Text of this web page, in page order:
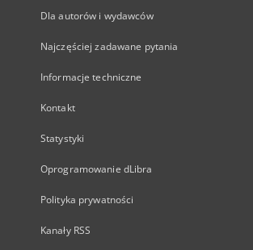
Dla autorów i wydawców
Najczęściej zadawane pytania
Informacje techniczne
Kontakt
Statystyki
Oprogramowanie dLibra
Polityka prywatności
Kanały RSS